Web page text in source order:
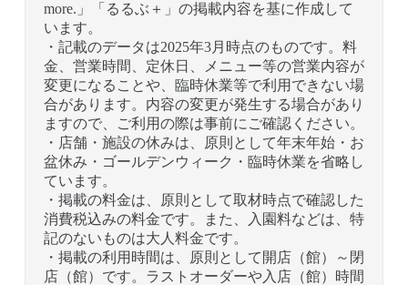
more.」「るるぶ＋」の掲載内容を基に作成して
います。
・記載のデータは2025年3月時点のものです。料
金、営業時間、定休日、メニュー等の営業内容が
変更になることや、臨時休業等で利用できない場
合があります。内容の変更が発生する場合があり
ますので、ご利用の際は事前にご確認ください。
・店舗・施設の休みは、原則として年末年始・お
盆休み・ゴールデンウィーク・臨時休業を省略し
ています。
・掲載の料金は、原則として取材時点で確認した
消費税込みの料金です。また、入園料などは、特
記のないものは大人料金です。
・掲載の利用時間は、原則として開店（館）～閉
店（館）です。ラストオーダーや入店（館）時間